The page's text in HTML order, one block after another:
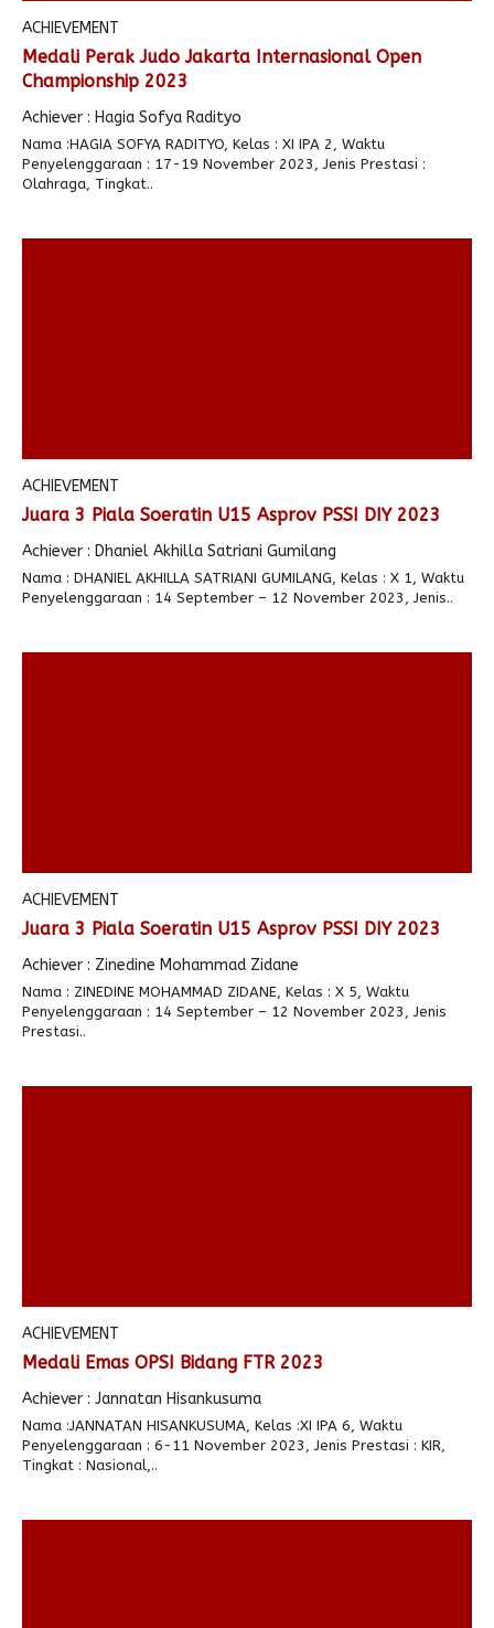
ACHIEVEMENT
Medali Perak Judo Jakarta Internasional Open
Championship 2023
Achiever : Hagia Sofya Radityo
Nama :HAGIA SOFYA RADITYO, Kelas : XI IPA 2, Waktu
Penyelenggaraan : 17-19 November 2023, Jenis Prestasi :
Olahraga, Tingkat..
ACHIEVEMENT
Juara 3 Piala Soeratin U15 Asprov PSSI DIY 2023
Achiever : Dhaniel Akhilla Satriani Gumilang
Nama : DHANIEL AKHILLA SATRIANI GUMILANG, Kelas : X 1, Waktu
Penyelenggaraan : 14 September – 12 November 2023, Jenis..
ACHIEVEMENT
Juara 3 Piala Soeratin U15 Asprov PSSI DIY 2023
Achiever : Zinedine Mohammad Zidane
Nama : ZINEDINE MOHAMMAD ZIDANE, Kelas : X 5, Waktu
Penyelenggaraan : 14 September – 12 November 2023, Jenis
Prestasi..
ACHIEVEMENT
Medali Emas OPSI Bidang FTR 2023
Achiever : Jannatan Hisankusuma
Nama :JANNATAN HISANKUSUMA, Kelas :XI IPA 6, Waktu
Penyelenggaraan : 6-11 November 2023, Jenis Prestasi : KIR,
Tingkat : Nasional,..